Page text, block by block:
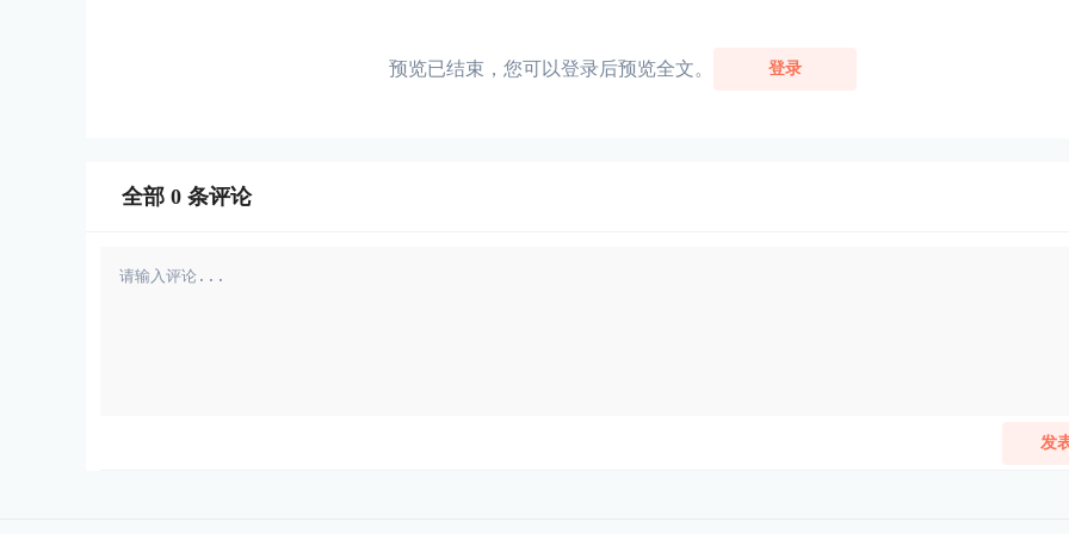
预览已结束，您可以登录后预览全文。 登录
全部 0 条评论
发